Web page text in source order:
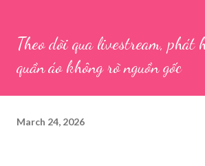
Theo dõi qua livestream, phát
quần áo không rõ nguồn gốc
March 24, 2026